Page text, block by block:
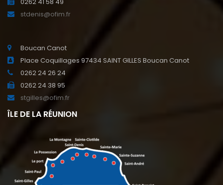
stdenis@ofim.fr
Boucan Canot
Place Coquillages 97434 SAINT GILLES Boucan Canot
0262 24 26 24
0262 24 38 95
stgilles@ofim.fr
ÎLE DE LA RÉUNION